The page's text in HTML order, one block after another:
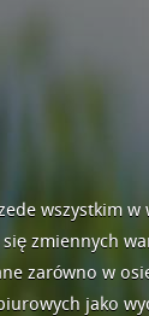
wszystkim
zmiennych
zarówno w
jako